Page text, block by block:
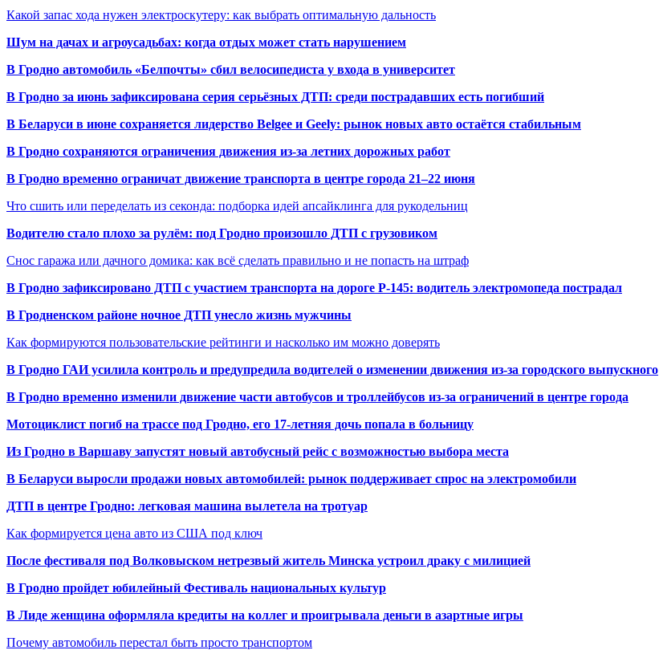
Какой запас хода нужен электроскутеру: как выбрать оптимальную дальность
Шум на дачах и агроусадьбах: когда отдых может стать нарушением
В Гродно автомобиль «Белпочты» сбил велосипедиста у входа в университет
В Гродно за июнь зафиксирована серия серьёзных ДТП: среди пострадавших есть погибший
В Беларуси в июне сохраняется лидерство Belgee и Geely: рынок новых авто остаётся стабильным
В Гродно сохраняются ограничения движения из-за летних дорожных работ
В Гродно временно ограничат движение транспорта в центре города 21–22 июня
Что сшить или переделать из секонда: подборка идей апсайклинга для рукодельниц
Водителю стало плохо за рулём: под Гродно произошло ДТП с грузовиком
Снос гаража или дачного домика: как всё сделать правильно и не попасть на штраф
В Гродно зафиксировано ДТП с участием транспорта на дороге Р-145: водитель электромопеда пострадал
В Гродненском районе ночное ДТП унесло жизнь мужчины
Как формируются пользовательские рейтинги и насколько им можно доверять
В Гродно ГАИ усилила контроль и предупредила водителей о изменении движения из-за городского выпускного
В Гродно временно изменили движение части автобусов и троллейбусов из-за ограничений в центре города
Мотоциклист погиб на трассе под Гродно, его 17-летняя дочь попала в больницу
Из Гродно в Варшаву запустят новый автобусный рейс с возможностью выбора места
В Беларуси выросли продажи новых автомобилей: рынок поддерживает спрос на электромобили
ДТП в центре Гродно: легковая машина вылетела на тротуар
Как формируется цена авто из США под ключ
После фестиваля под Волковыском нетрезвый житель Минска устроил драку с милицией
В Гродно пройдет юбилейный Фестиваль национальных культур
В Лиде женщина оформляла кредиты на коллег и проигрывала деньги в азартные игры
Почему автомобиль перестал быть просто транспортом